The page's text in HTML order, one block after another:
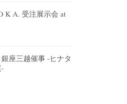
K A. 受注展示会 at
銀座三越催事 -ヒナタ